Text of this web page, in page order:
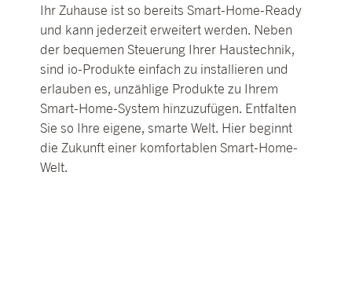
Ihr Zuhause ist so bereits Smart-Home-Ready
und kann jederzeit erweitert werden. Neben
der bequemen Steuerung Ihrer Haustechnik,
sind io-Produkte einfach zu installieren und
erlauben es, unzählige Produkte zu Ihrem
Smart-Home-System hinzuzufügen. Entfalten
Sie so Ihre eigene, smarte Welt. Hier beginnt
die Zukunft einer komfortablen Smart-Home-
Welt.